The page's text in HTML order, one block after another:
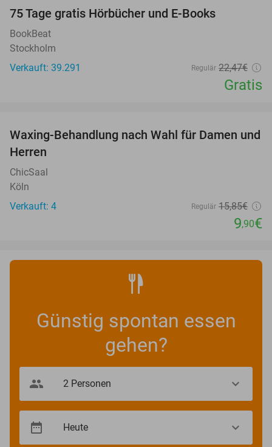
75 Tage gratis Hörbücher und E-Books
BookBeat
Stockholm
Verkauft: 39.291
Regulär 22,47€
Gratis
38%
NEW
TODAY
Waxing-Behandlung nach Wahl für Damen und
Herren
ChicSaal
Köln
Verkauft: 4
Regulär 15,85€
9,90€
Günstig spontan essen
gehen?